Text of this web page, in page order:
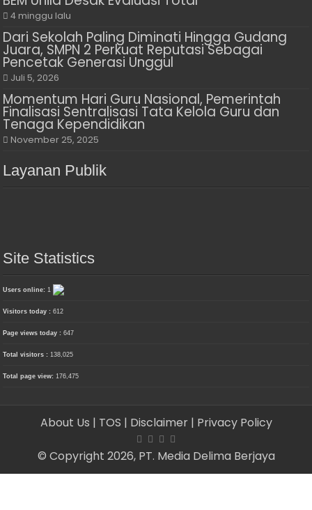
4 minggu lalu
Dari Sekolah Paling Diminati Hingga Gudang
Juara, SMPN 2 Perkuat Reputasi Sebagai
Pencetak Generasi Unggul
Juli 5, 2026
Momentum Hari Guru Nasional, Pemerintah
Finalisasi Sentralisasi Tata Kelola Guru dan
Tenaga Kependidikan
November 25, 2025
Layanan Publik
Site Statistics
Users online: 1
Visitors today :612
Page views today :647
Total visitors : 138,025
Total page view: 176,475
About Us | TOS | Disclaimer | Privacy Policy
© Copyright 2026, PT. Media Delima Berjaya